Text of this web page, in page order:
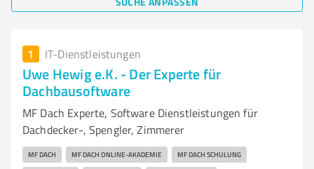
1 IT-Dienstleistungen
Uwe Hewig e.K. - Der Experte für
Dachbausoftware
MF Dach Experte, Software Dienstleistungen für
Dachdecker-, Spengler, Zimmerer
MF DACH MF DACH ONLINE-AKADEMIE MF DACH SCHULUNG